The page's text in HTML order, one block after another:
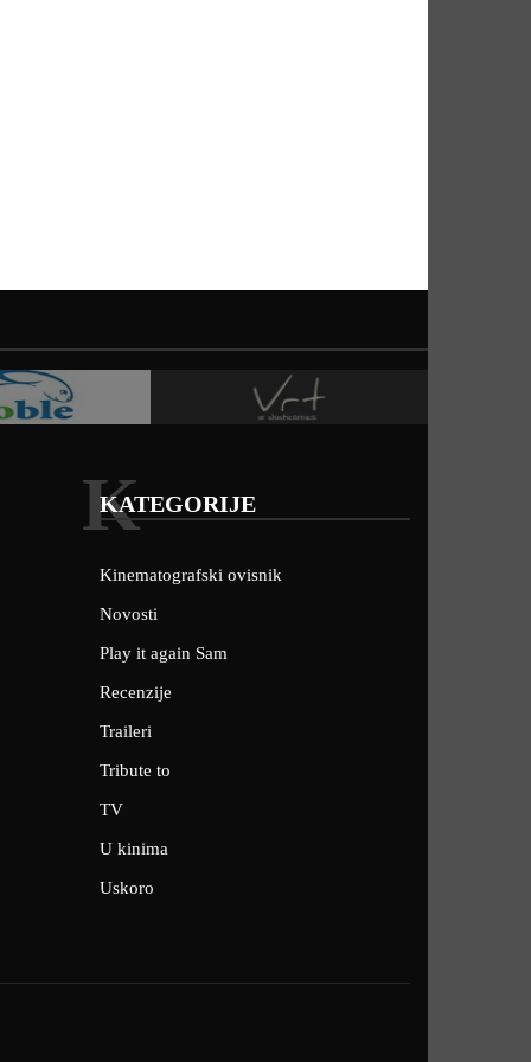
KATEGORIJE
K
Kinematografski ovisnik
Novosti
Play it again Sam
Recenzije
Traileri
Tribute to
TV
U kinima
Uskoro